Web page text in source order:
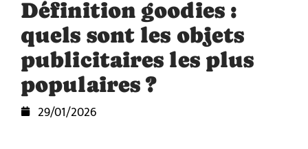
Définition goodies :
quels sont les objets
publicitaires les plus
populaires ?
29/01/2026